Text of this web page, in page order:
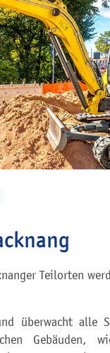
Teilorten
überwacht alle
Gebäuden,